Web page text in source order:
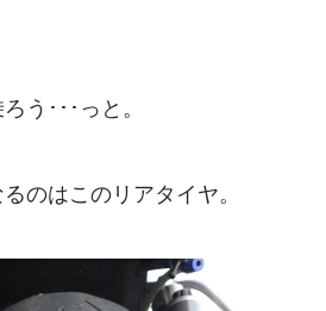
う･･･っと。
のはこのリアタイヤ。